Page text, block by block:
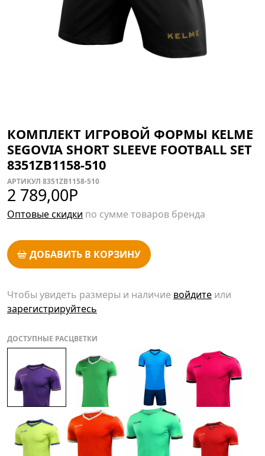
КОМПЛЕКТ ИГРОВОЙ ФОРМЫ KELME
SEGOVIA SHORT SLEEVE FOOTBALL SET
8351ZB1158-510
АРТИКУЛ 8351ZB1158-510
2 789,00Р
Оптовые скидки по сумме товаров бренда
ДОБАВИТЬ В КОРЗИНУ
Чтобы увидеть размеры и наличие войдите или
зарегистрируйтесь
ДОСТУПНЫЕ РАСЦВЕТКИ